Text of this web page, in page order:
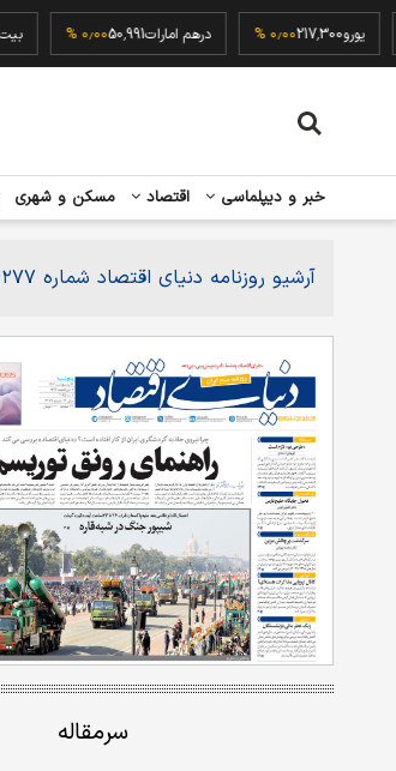
یورو217,300 ۰٫۰۰ % درهم امارات50,991 ۰٫۰۰ %
خبر و دیپلماسی اقتصاد مسکن و شهری
آرشیو روزنامه دنیای اقتصاد شماره ۶۲۷۷
سرمقاله